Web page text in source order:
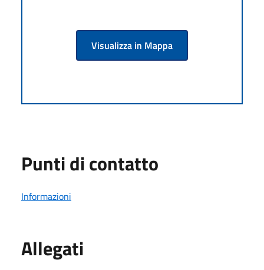
Visualizza in Mappa
Punti di contatto
Informazioni
Allegati